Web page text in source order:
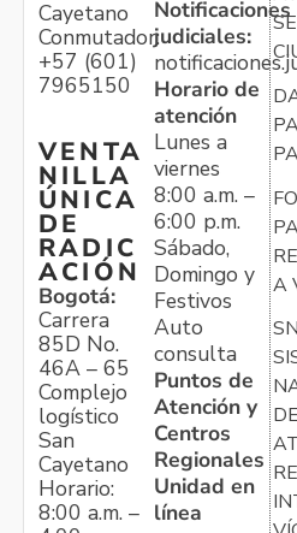
Cayetano
Conmutador:
+57 (601)
7965150
VENTA
NILLA
ÚNICA
DE
RADIC
ACIÓN
Bogotá:
Carrera
85D No.
46A – 65
Complejo
logístico
San
Cayetano
Horario:
8:00 a.m. –
Notificaciones
judiciales:
Horario de
atención
Lunes a
viernes
8:00 a.m. –
6:00 p.m.
Sábado,
Domingo y
Festivos
Auto
consulta
Puntos de
Atención y
Centros
Regionales
Unidad en
línea
A
DE